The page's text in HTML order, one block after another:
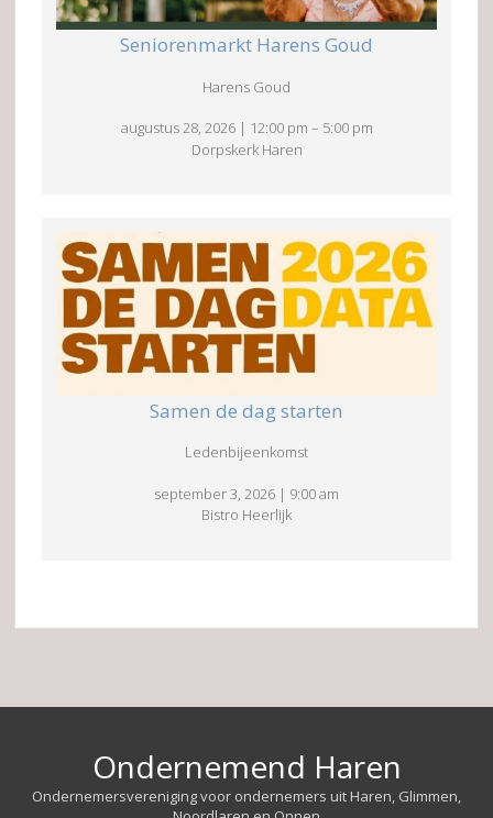
Seniorenmarkt Harens Goud
Harens Goud
augustus 28, 2026 | 12:00 pm – 5:00 pm
Dorpskerk Haren
Samen de dag starten
Ledenbijeenkomst
september 3, 2026 | 9:00 am
Bistro Heerlijk
Ondernemend Haren
Ondernemersvereniging voor ondernemers uit Haren, Glimmen,